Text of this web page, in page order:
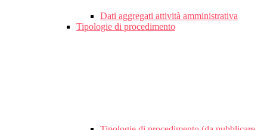
Dati aggregati attività amministrativa
Tipologie di procedimento